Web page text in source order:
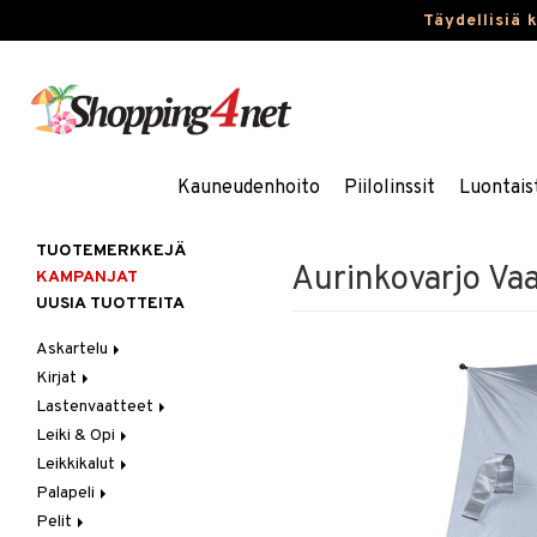
Täydellisiä
Kauneudenhoito Piilolinssit
Aurinkovarjo
TUOTEMERKKEJÄ
KAMPANJAT
UUSIA TUOTTEITA
Askartelu
Askartelumateriaalit
Askartelusetti
Helmet
Koulutarvikkeet
Muovailuvaha
Piirrä ja maalaa
Kirjat
Askartelukirjat
Maalauskirjat
Päiväkirjat
Lastenvaatteet
Alaosat
Leggingsit
Alusvaatteet & Sukat
Kengät
Mekot
Leiki & Opi
Opetuslelut
Oppimispelit
Soittimet
Leikkikalut
Ajoneuvot
Autoradat
Eläimet
Palapeli
1000 palaa
Pelit